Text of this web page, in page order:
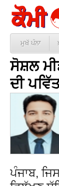
ਮੁਖੱ ਪੰਨਾ
ਸੋਸ਼ਲ
ਦੀ
ਪੰਜਾਬ,